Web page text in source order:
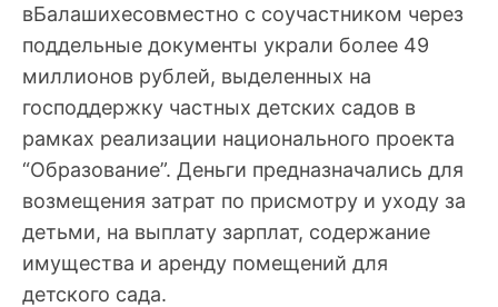
вБалашихесовместно с соучастником через
поддельные документы украли более 49
миллионов рублей, выделенных на
господдержку частных детских садов в
рамках реализации национального проекта
“Образование”. Деньги предназначались для
возмещения затрат по присмотру и уходу за
детьми, на выплату зарплат, содержание
имущества и аренду помещений для
детского сада.